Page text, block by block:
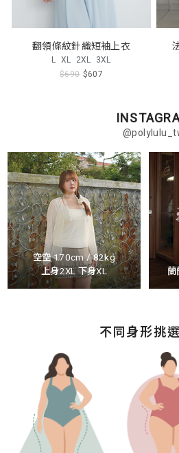
翻領條紋針織短袖上衣
L XL 2XL 3XL
$690 $607
空空 170cm / 82kg
上身2XL 下身XL
不同身形挑